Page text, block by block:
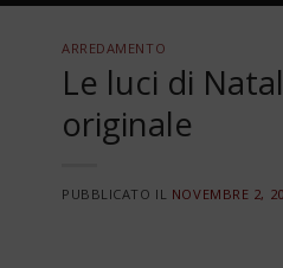
ARREDAMENTO
Le luci di
originale
PUBBLICATO IL NOVEMBRE 2,